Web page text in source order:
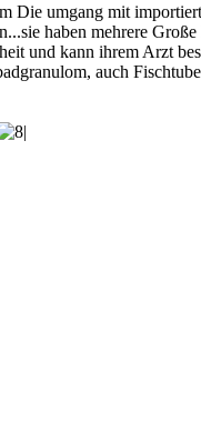
umgang mit
haben mehrere
und kann ihrem Arzt
auch